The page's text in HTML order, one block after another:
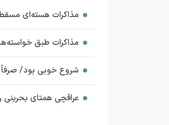
مذاکرات هسته‌ای
مذاکرات طبق
شروع خوبی بود/
عراقچی همتای بحرینی